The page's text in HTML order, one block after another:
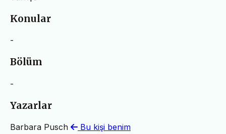
Konular
-
Bölüm
-
Yazarlar
Barbara Pusch Bu kişi benim